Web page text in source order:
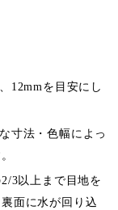
12mmを目安にし
寸法・色幅によっ
3以上まで目地を
面に水が回り込